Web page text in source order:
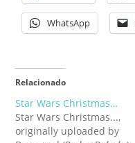
WhatsApp
Relacionado
Star Wars Christmas…
Star Wars Christmas...,
originally uploaded by